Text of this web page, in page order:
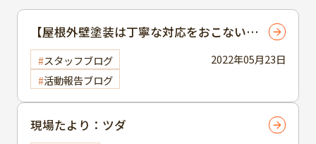
2022年05月23日
【屋根外壁塗装は丁寧な対応をおこない、
信頼できる業者であることが重要だと思っ
ている方へご提案】
スタッフブログ
活動報告ブログ
現場たより：ツダ